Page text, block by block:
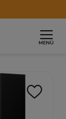
MENÜ